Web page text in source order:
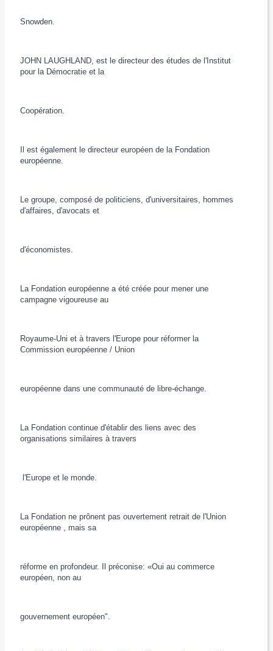
Snowden.
JOHN LAUGHLAND, est le directeur des études de l'Institut
pour la Démocratie et la
Coopération.
Il est également le directeur européen de la Fondation
européenne.
Le groupe, composé de politiciens, d'universitaires, hommes
d'affaires, d'avocats et
d'économistes.
La Fondation européenne a été créée pour mener une
campagne vigoureuse au
Royaume-Uni et à travers l'Europe pour réformer la
Commission européenne / Union
européenne dans une communauté de libre-échange.
La Fondation continue d'établir des liens avec des
organisations similaires à travers
l'Europe et le monde.
La Fondation ne prônent pas ouvertement retrait de l'Union
européenne , mais sa
réforme en profondeur. Il préconise: «Oui au commerce
européen, non au
gouvernement européen".